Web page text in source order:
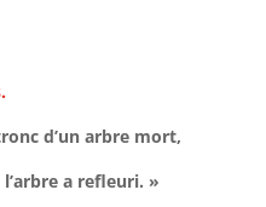
d’un arbre mort,
a refleuri. »